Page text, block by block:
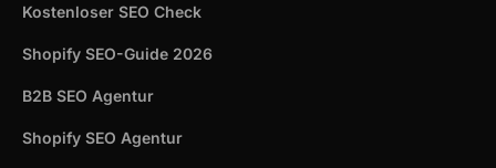
Kostenloser SEO Check
Shopify SEO-Guide 2026
B2B SEO Agentur
Shopify SEO Agentur